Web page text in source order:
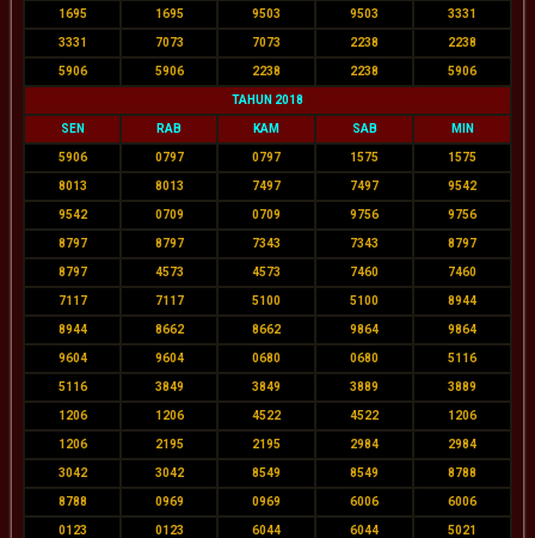
1695 1695 9503 9503 3331
3331 7073 7073 2238 2238
5906 5906 2238 2238 5906
TAHUN 2018
SEN RAB KAM SAB MIN
5906 0797 0797 1575 1575
8013 8013 7497 7497 9542
9542 0709 0709 9756 9756
8797 8797 7343 7343 8797
8797 4573 4573 7460 7460
7117 7117 5100 5100 8944
8944 8662 8662 9864 9864
9604 9604 0680 0680 5116
5116 3849 3849 3889 3889
1206 1206 4522 4522 1206
1206 2195 2195 2984 2984
3042 3042 8549 8549 8788
8788 0969 0969 6006 6006
0123 0123 6044 6044 5021